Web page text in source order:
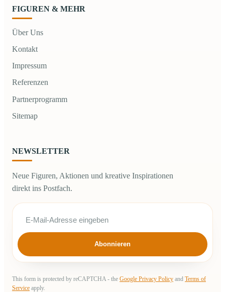
FIGUREN & MEHR
Über Uns
Kontakt
Impressum
Referenzen
Partnerprogramm
Sitemap
NEWSLETTER
Neue Figuren, Aktionen und kreative Inspirationen
direkt ins Postfach.
Abonnieren
This form is protected by reCAPTCHA - the Google Privacy Policy and Terms of
Service apply.